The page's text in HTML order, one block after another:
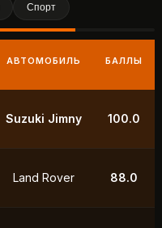
Спорт
АВТОМОБИЛЬ БАЛЛЫ
Suzuki Jimny 100.0
Land Rover 88.0